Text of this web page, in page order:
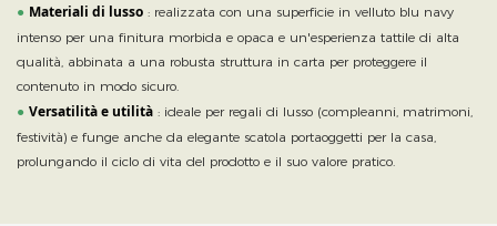
● Materiali di lusso : realizzata con una superficie in velluto blu navy
intenso per una finitura morbida e opaca e un'esperienza tattile di alta
qualità, abbinata a una robusta struttura in carta per proteggere il
contenuto in modo sicuro.
● Versatilità e utilità : ideale per regali di lusso (compleanni, matrimoni,
festività) e funge anche da elegante scatola portaoggetti per la casa,
prolungando il ciclo di vita del prodotto e il suo valore pratico.